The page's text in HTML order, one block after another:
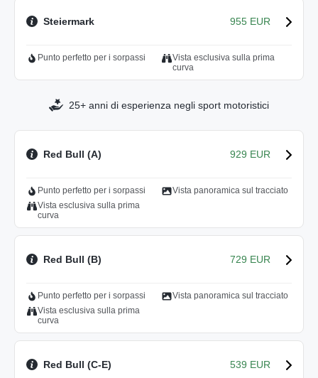
Steiermark 955 EUR
Punto perfetto per i sorpassi
Vista esclusiva sulla prima
curva
25+ anni di esperienza negli sport motoristici
Red Bull (A) 929 EUR
Punto perfetto per i sorpassi
Vista panoramica sul tracciato
Vista esclusiva sulla prima
curva
Red Bull (B) 729 EUR
Punto perfetto per i sorpassi
Vista panoramica sul tracciato
Vista esclusiva sulla prima
curva
Red Bull (C-E) 539 EUR